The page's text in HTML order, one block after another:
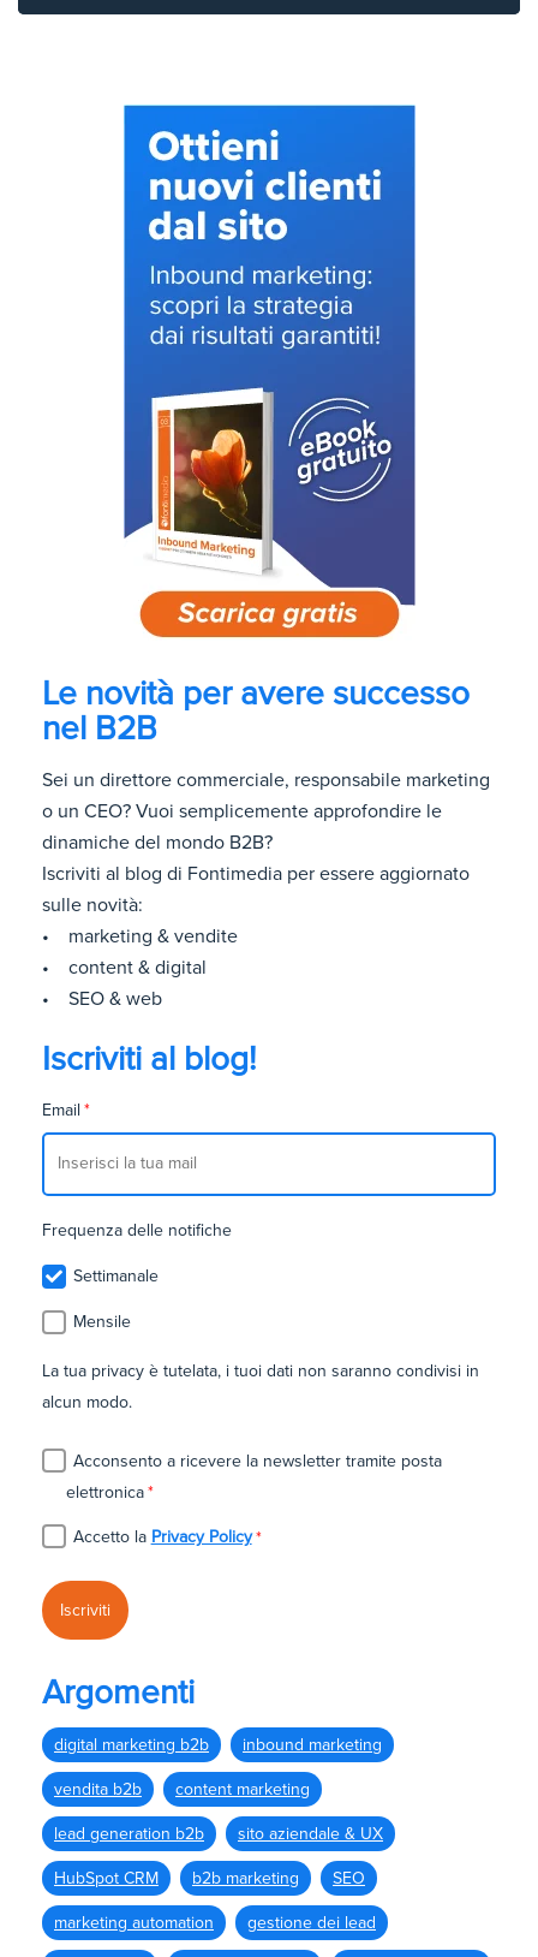
Le novità per avere successo
nel B2B
Sei un direttore commerciale, responsabile marketing
o un CEO? Vuoi semplicemente approfondire le
dinamiche del mondo B2B?
Iscriviti al blog di Fontimedia per essere aggiornato
sulle novità:
• marketing & vendite
• content & digital
• SEO & web
Iscriviti al blog!
Email *
Frequenza delle notifiche
Settimanale
Mensile
La tua privacy è tutelata, i tuoi dati non saranno condivisi in
alcun modo.
Acconsento a ricevere la newsletter tramite posta
elettronica*
Accetto la Privacy Policy *
Argomenti
digital marketing b2b inbound marketing
vendita b2b content marketing
lead generation b2b sito aziendale & UX
HubSpot CRM b2b marketing SEO
marketing automation gestione dei lead